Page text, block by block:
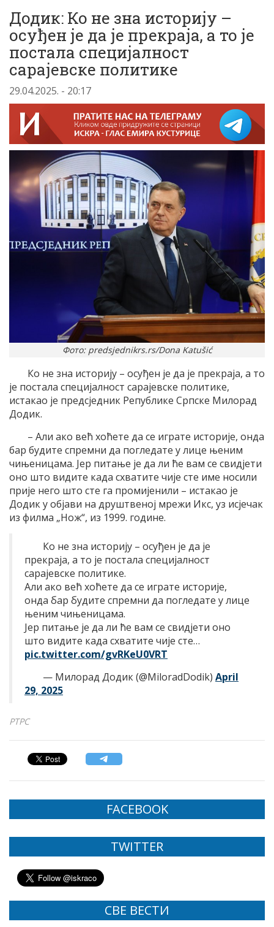
Додик: Ко не зна историју –
осуђен је да је прекраја, а то је
постала специјалност
сарајевске политике
29.04.2025. - 20:17
Фото: predsjednikrs.rs/Dona Katušić
Ко не зна историју – осуђен је да је прекраја, а то
је постала специјалност сарајевске политике,
истакао је предсједник Републике Српске Милорад
Додик.
– Али ако већ хоћете да се играте историје, онда
бар будите спремни да погледате у лице њеним
чињеницама. Јер питање је да ли ће вам се свидjети
оно што видите када схватите чије сте име носили
прије него што сте га промијенили – истакао је
Додик у објави на друштвеној мрежи Икс, уз исјечак
из филма „Нож“, из 1999. године.
Ко не зна историју – осуђен је да је
прекраја, а то је постала специјалност
сарајевске политике.
Али ако већ хоћете да се играте историје,
онда бар будите спремни да погледате у лице
њеним чињеницама.
Јер питање је да ли ће вам се свидjети оно
што видите када схватите чије сте…
pic.twitter.com/gvRKeU0VRT
— Милорад Додик (@MiloradDodik) April
29, 2025
РТРС
FACEBOOK
TWITTER
СВЕ ВЕСТИ